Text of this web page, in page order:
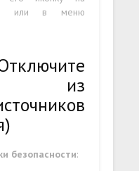
или в меню
из
безопасности: